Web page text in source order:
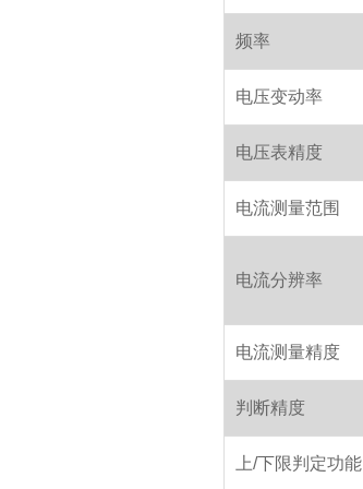
频率
电压变动率
电压表精度
电流测量范围
电流分辨率
电流测量精度
判断精度
上/下限判定功能